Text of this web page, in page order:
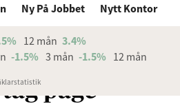
Ny På Jobbet Nytt Kontor
12 mån 3.4%
-1.5% 3 mån -1.5% 12 mån
page